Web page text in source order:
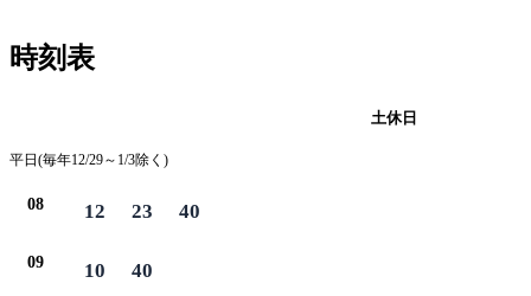
時刻表
土休日
平日(毎年12/29～1/3除く)
08 12 23 40
09 10 40